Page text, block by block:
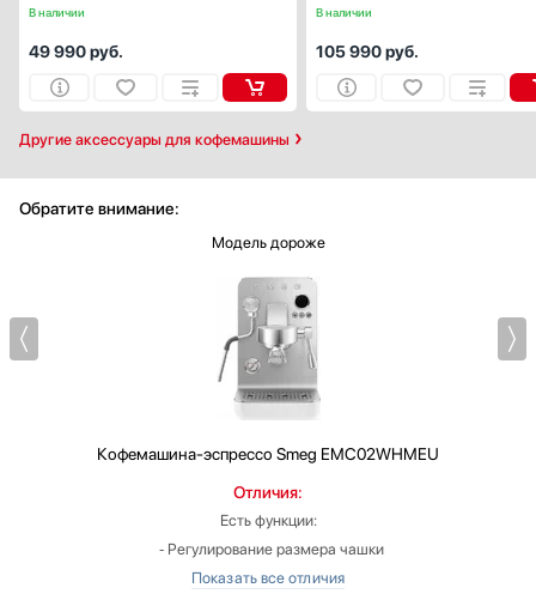
Другие аксессуары для кофемашины
В наличии
49 990руб.
В наличии
105 990руб.
Обратите внимание:
Модель дороже
Кофемашина-эспрессо Smeg EMC02WHMEU
Отличия:
Есть функции:
‐ Регулирование размера чашки
‐ Дисплей